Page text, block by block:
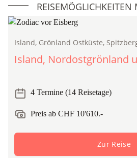
REISEMÖGLICHKEITEN
Island, Grönland Ostküste,
Island, Nordostgrönland
4 Termine (14 Reisetage)
Preis ab CHF 10'610.-
Zur Reise